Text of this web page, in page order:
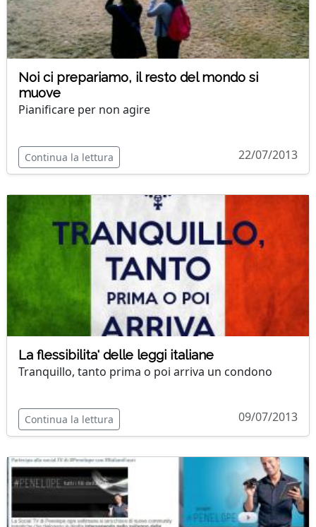
Noi ci prepariamo, il resto del mondo si
muove
Pianificare per non agire
Continua la lettura 22/07/2013
La flessibilita' delle leggi italiane
Tranquillo, tanto prima o poi arriva un condono
Continua la lettura 09/07/2013